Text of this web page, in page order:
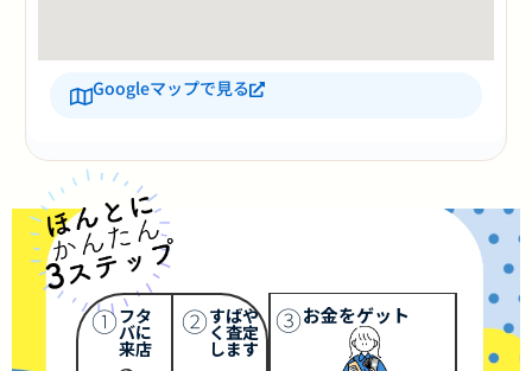
Googleマップで見る
①フタ
バに
来店
②すばや
く査定
します
③お金をゲット